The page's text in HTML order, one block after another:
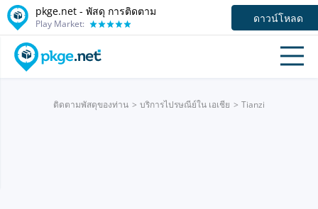
pkge.net - พัสดุ การติดตาม
Play Market: ดาวน์โหลด
ติดตามพัสดุของท่าน บริการไปรษณีย์ใน เอเชีย Tianzi